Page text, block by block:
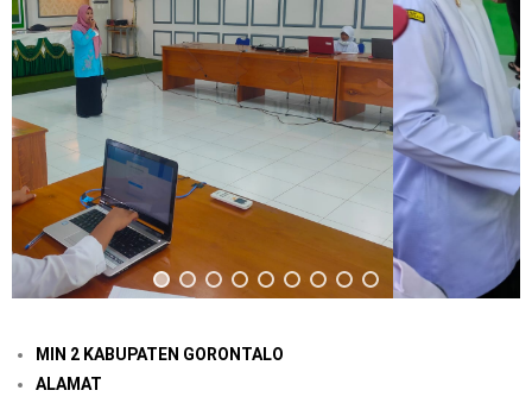
MIN 2 KABUPATEN GORONTALO
ALAMAT